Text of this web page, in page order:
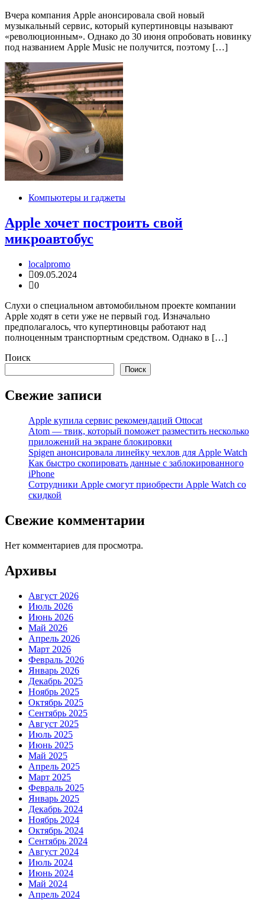
Вчера компания Apple анонсировала свой новый
музыкальный сервис, который купертиновцы называют
«революционным». Однако до 30 июня опробовать новинку
под названием Apple Music не получится, поэтому […]
Компьютеры и гаджеты
Apple хочет построить свой
микроавтобус
localpromo
09.05.2024
0
Слухи о специальном автомобильном проекте компании
Apple ходят в сети уже не первый год. Изначально
предполагалось, что купертиновцы работают над
полноценным транспортным средством. Однако в […]
Поиск
Поиск
Свежие записи
Apple купила сервис рекомендаций Ottocat
Atom — твик, который поможет разместить несколько
приложений на экране блокировки
Spigen анонсировала линейку чехлов для Apple Watch
Как быстро скопировать данные с заблокированного
iPhone
Сотрудники Apple смогут приобрести Apple Watch со
скидкой
Свежие комментарии
Нет комментариев для просмотра.
Архивы
Август 2026
Июль 2026
Июнь 2026
Май 2026
Апрель 2026
Март 2026
Февраль 2026
Январь 2026
Декабрь 2025
Ноябрь 2025
Октябрь 2025
Сентябрь 2025
Август 2025
Июль 2025
Июнь 2025
Май 2025
Апрель 2025
Март 2025
Февраль 2025
Январь 2025
Декабрь 2024
Ноябрь 2024
Октябрь 2024
Сентябрь 2024
Август 2024
Июль 2024
Июнь 2024
Май 2024
Апрель 2024